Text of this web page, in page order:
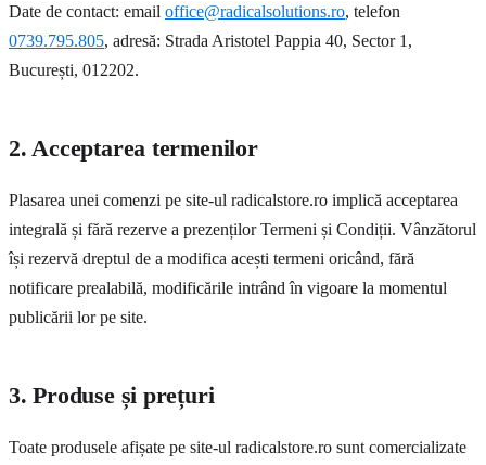
Date de contact: email office@radicalsolutions.ro, telefon
0739.795.805, adresă: Strada Aristotel Pappia 40, Sector 1,
București, 012202.
2. Acceptarea termenilor
Plasarea unei comenzi pe site-ul radicalstore.ro implică acceptarea
integrală și fără rezerve a prezenților Termeni și Condiții. Vânzătorul
își rezervă dreptul de a modifica acești termeni oricând, fără
notificare prealabilă, modificările intrând în vigoare la momentul
publicării lor pe site.
3. Produse și prețuri
Toate produsele afișate pe site-ul radicalstore.ro sunt comercializate